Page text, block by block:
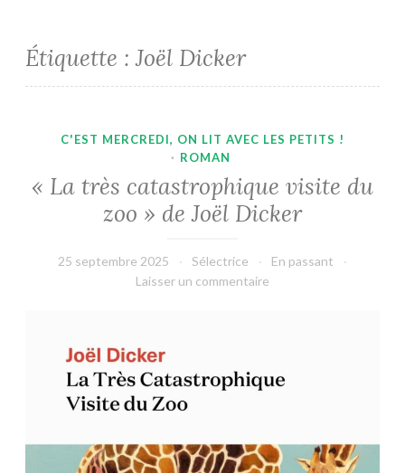
Étiquette :Joël Dicker
C'EST MERCREDI, ON LIT AVEC LES PETITS !
· ROMAN
« La très catastrophique visite du
zoo » de Joël Dicker
25 septembre 2025 Sélectrice
En passant
Laisser un commentaire